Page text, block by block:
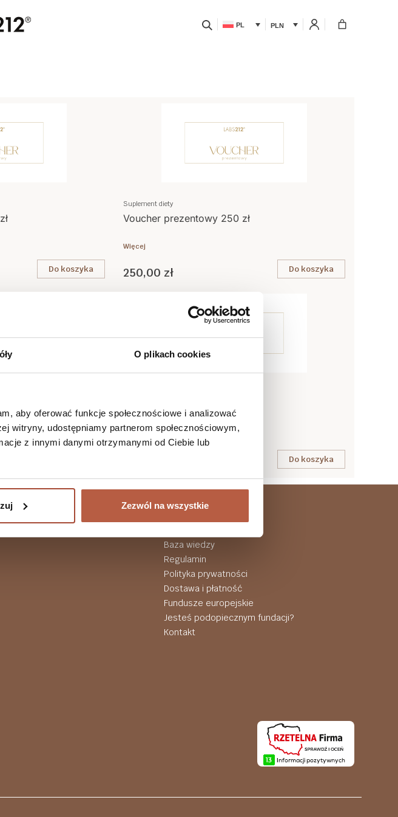
O plikach cookies
aby oferować funkcje społecznościowe i analizować
witryny, udostępniamy partnerom społecznościowym,
z innymi danymi otrzymanymi od Ciebie lub
Zezwól na wszystkie
PL PLN
Do koszyka
Suplement diety
Voucher prezentowy 250 zł
Więcej
250,00 zł Do koszyka
Voucher prezentowy 500 zł
Do koszyka
Baza wiedzy
Regulamin
Polityka prywatności
Dostawa i płatność
Fundusze europejskie
Jesteś podopiecznym fundacji?
Kontakt